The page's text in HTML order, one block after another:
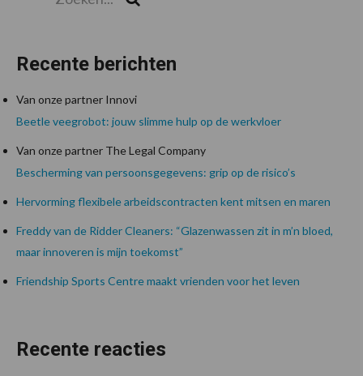
Recente berichten
Van onze partner Innovi
Beetle veegrobot: jouw slimme hulp op de werkvloer
Van onze partner The Legal Company
Bescherming van persoonsgegevens: grip op de risico’s
Hervorming flexibele arbeidscontracten kent mitsen en maren
Freddy van de Ridder Cleaners: “Glazenwassen zit in m’n bloed,
maar innoveren is mijn toekomst”
Friendship Sports Centre maakt vrienden voor het leven
Recente reacties